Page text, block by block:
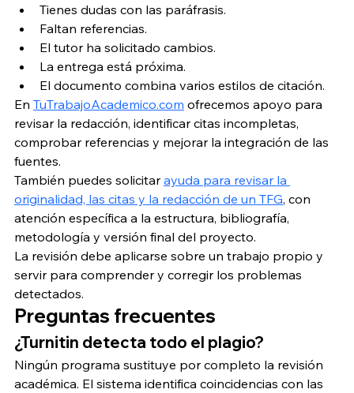
Tienes dudas con las paráfrasis.
Faltan referencias.
El tutor ha solicitado cambios.
La entrega está próxima.
El documento combina varios estilos de citación.
En TuTrabajoAcademico.com ofrecemos apoyo para
revisar la redacción, identificar citas incompletas,
comprobar referencias y mejorar la integración de las
fuentes.
También puedes solicitar ayuda para revisar la
originalidad, las citas y la redacción de un TFG, con
atención específica a la estructura, bibliografía,
metodología y versión final del proyecto.
La revisión debe aplicarse sobre un trabajo propio y
servir para comprender y corregir los problemas
detectados.
Preguntas frecuentes
¿Turnitin detecta todo el plagio?
Ningún programa sustituye por completo la revisión
académica. El sistema identifica coincidencias con las